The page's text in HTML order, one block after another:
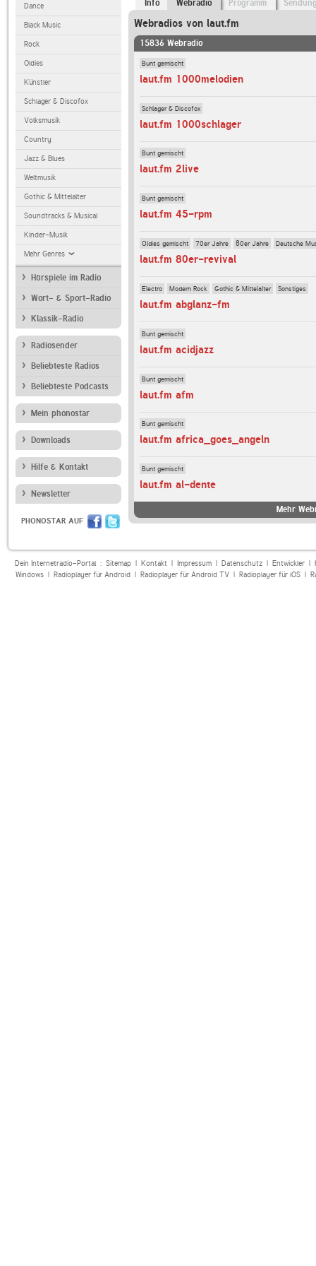
Dance
Black Music
Rock
Oldies
Künstler
Schlager & Discofox
Volksmusik
Country
Jazz & Blues
Weltmusik
Gothic & Mittelalter
Soundtracks & Musical
Kinder-Musik
Mehr Genres
Hörspiele im Radio
Wort- & Sport-Radio
Klassik-Radio
Radiosender
Beliebteste Radios
Beliebteste Podcasts
Mein phonostar
Downloads
Hilfe & Kontakt
Newsletter
PHONOSTAR AUF
Info Webradio Programm
Webradios von laut.fm
15836 Webradio
Bunt gemischt
laut.fm 1000melodien
Schlager & Discofox
laut.fm 1000schlager
Bunt gemischt
laut.fm 2live
Bunt gemischt
laut.fm 45-rpm
Oldies gemischt 70er Jahre 80er Jahre Deutsche
laut.fm 80er-revival
Electro Modern Rock Gothic & Mittelalter Sonstiges
laut.fm abglanz-fm
Bunt gemischt
laut.fm acidjazz
Bunt gemischt
laut.fm afm
Bunt gemischt
laut.fm africa_goes_angeln
Bunt gemischt
laut.fm al-dente
Mehr
Dein Internetradio-Portal : Sitemap| Kontakt| Impressum| Datenschutz| Entwickler|
Windows| Radioplayer für Android| Radioplayer für Android TV| Radioplayer für iOS|